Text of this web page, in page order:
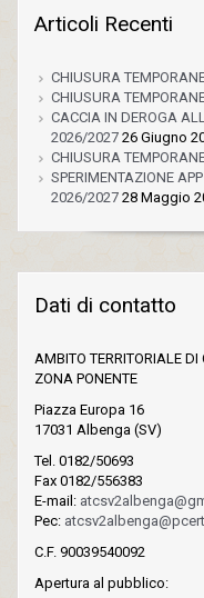
Articoli Recenti
CHIUSURA
CHIUSURA
CACCIA IN DEROGA
2026/2027 26 Giugno
CHIUSURA
SPERIMENTAZIONE
2026/2027 28 Maggio
Dati di contatto
AMBITO TERRITORIALE DI
ZONA PONENTE
Piazza Europa 16
17031 Albenga (SV)
Tel. 0182/50693
Fax 0182/556383
E-mail:
Pec:
C.F. 90039540092
Apertura al pubblico: